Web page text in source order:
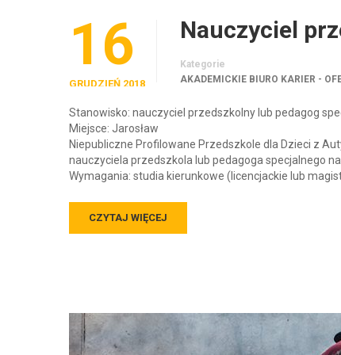
16
GRUDZIEŃ 2018
Nauczyciel
Kategorie
AKADEMICKIE BIURO KARIER -
Stanowisko: nauczyciel przedszkolny lub pedagog
Miejsce: Jarosław
Niepubliczne Profilowane Przedszkole dla Dzieci z
nauczyciela przedszkola lub pedagoga specjalnego na
Wymagania: studia kierunkowe (licencjackie lub
CZYTAJ WIĘCEJ